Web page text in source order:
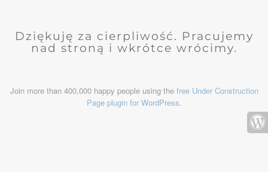
Dziękuję za cierpliwość. Pracujemy
nad stroną i wkrótce wrócimy.
Join more than 400,000 happy people using the free Under Construction
Page plugin for WordPress.